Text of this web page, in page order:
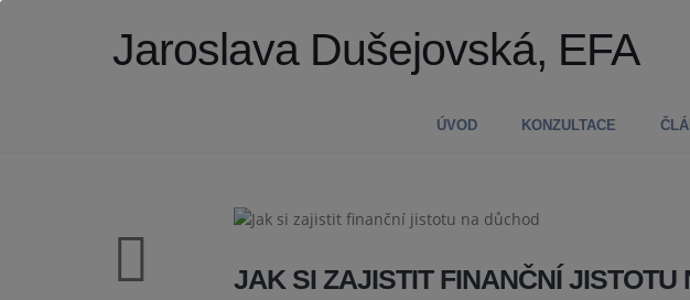
Jaroslava Dušejovská, EFA
ÚVOD KONZULTACE
JAK SI ZAJISTIT FINANČNÍ JISTOTU